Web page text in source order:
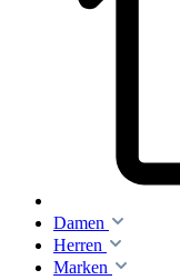
Damen
Herren
Marken